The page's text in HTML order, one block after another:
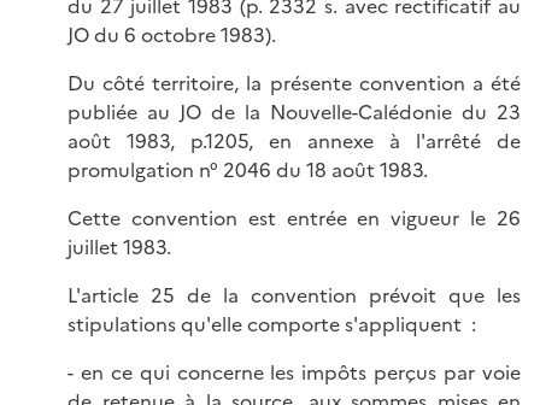
du 27 juillet 1983 (p. 2332 s. avec rectificatif au
JO du 6 octobre 1983).
Du côté territoire, la présente convention a été
publiée au JO de la Nouvelle-Calédonie du 23
août 1983, p.1205, en annexe à l'arrêté de
promulgation n° 2046 du 18 août 1983.
Cette convention est entrée en vigueur le 26
juillet 1983.
L'article 25 de la convention prévoit que les
stipulations qu'elle comporte s'appliquent :
- en ce qui concerne les impôts perçus par voie